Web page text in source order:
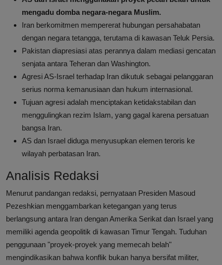
mengadu domba negara-negara Muslim.
Iran berkomitmen mempererat hubungan persahabatan
dengan negara tetangga, terutama di kawasan Teluk Persia.
Pakistan diapresiasi atas perannya dalam mediasi gencatan
senjata antara Teheran dan Washington.
Agresi AS-Israel terhadap Iran dikutuk sebagai pelanggaran
serius norma kemanusiaan dan hukum internasional.
Tujuan agresi adalah menciptakan ketidakstabilan dan
menggulingkan rezim Islam, yang gagal karena persatuan
bangsa Iran.
AS dan Israel diduga menyusupkan elemen teroris ke
wilayah perbatasan Iran.
Analisis Redaksi
Menurut pandangan redaksi, pernyataan Presiden Masoud
Pezeshkian menggambarkan ketegangan yang terus
berlangsung antara Iran dengan Amerika Serikat dan Israel yang
memiliki agenda geopolitik di kawasan Timur Tengah. Tuduhan
penggunaan "proyek-proyek yang memecah belah"
mengindikasikan bahwa konflik bukan hanya bersifat militer,